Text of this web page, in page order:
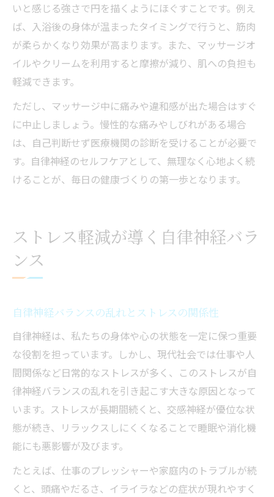
いと感じる強さで円を描くようにほぐすことです。例え
ば、入浴後の身体が温まったタイミングで行うと、筋肉
が柔らかくなり効果が高まります。また、マッサージオ
イルやクリームを利用すると摩擦が減り、肌への負担も
軽減できます。
ただし、マッサージ中に痛みや違和感が出た場合はすぐ
に中止しましょう。慢性的な痛みやしびれがある場合
は、自己判断せず医療機関の診断を受けることが必要で
す。自律神経のセルフケアとして、無理なく心地よく続
けることが、毎日の健康づくりの第一歩となります。
ストレス軽減が導く自律神経バラ
ンス
自律神経バランスの乱れとストレスの関係性
自律神経は、私たちの身体や心の状態を一定に保つ重要
な役割を担っています。しかし、現代社会では仕事や人
間関係など日常的なストレスが多く、このストレスが自
律神経バランスの乱れを引き起こす大きな原因となって
います。ストレスが長期間続くと、交感神経が優位な状
態が続き、リラックスしにくくなることで睡眠や消化機
能にも悪影響が及びます。
たとえば、仕事のプレッシャーや家庭内のトラブルが続
くと、頭痛やだるさ、イライラなどの症状が現れやすく